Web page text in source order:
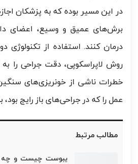
در این مسیر بوده که به پزشکان
برش‌های عمیق و وسیع، اعضای
درمان کنند. استفاده از تکنولوژی
روش لاپراسکوپی، دقت جراحی را
خطرات ناشی از خونریزی‌های
عمل را که در جراحی‌های باز رایج
مطالب مرتبط
یبوست چیست و چه